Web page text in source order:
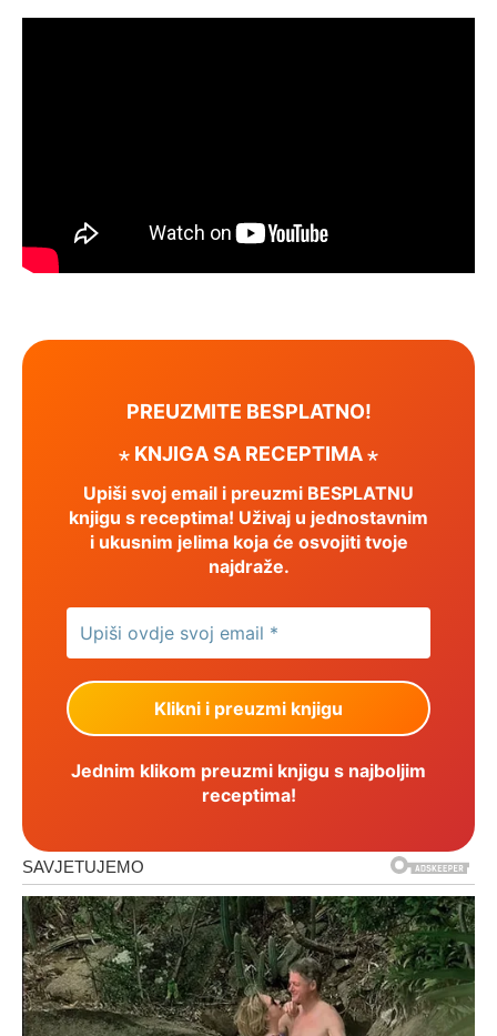
PREUZMITE BESPLATNO!
⋆ KNJIGA SA RECEPTIMA ⋆
Upiši svoj email i preuzmi BESPLATNU
knjigu s receptima! Uživaj u jednostavnim
i ukusnim jelima koja će osvojiti tvoje
najdraže.
Jednim klikom preuzmi knjigu s najboljim
receptima!